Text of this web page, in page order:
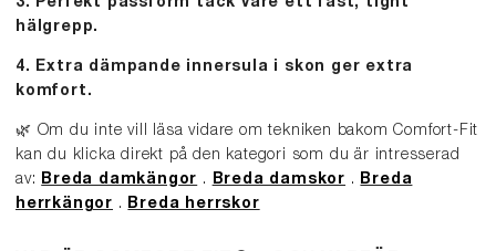
3. Perfekt passform tack vare ett fast, tight
hälgrepp.
4. Extra dämpande innersula i skon ger extra
komfort.
🌿 Om du inte vill läsa vidare om tekniken bakom Comfort-Fit
kan du klicka direkt på den kategori som du är intresserad
av: Breda damkängor . Breda damskor . Breda
herrkängor . Breda herrskor